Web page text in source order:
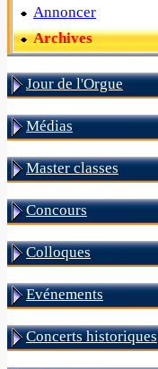
Annoncer
Archives
Jour de l'Orgue
Médias
Master classes
Concours
Colloques
Evénements
Concerts historiques